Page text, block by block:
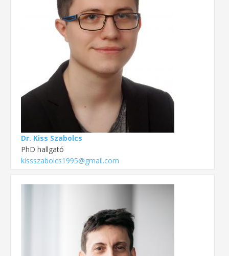
Dr. Kiss Szabolcs
PhD hallgató
kissszabolcs1995@gmail.com